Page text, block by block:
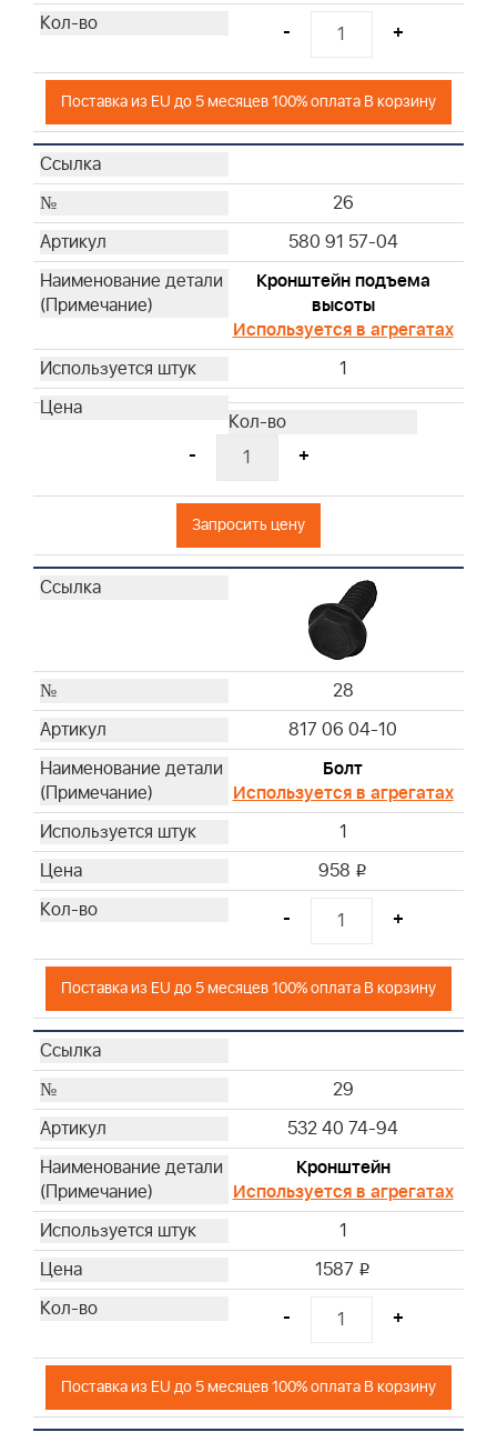
- +
Поставка из EU до 5 месяцев 100% оплата В корзину
26
580 91 57-04
Кронштейн подъема
высоты
Используется в агрегатах
1
- +
Запросить цену
28
817 06 04-10
Болт
Используется в агрегатах
1
958 i
- +
Поставка из EU до 5 месяцев 100% оплата В корзину
29
532 40 74-94
Кронштейн
Используется в агрегатах
1
1587 i
- +
Поставка из EU до 5 месяцев 100% оплата В корзину